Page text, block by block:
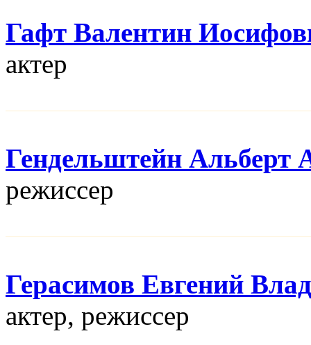
Гафт Валентин
актер
Гендельштейн Альберт
режисcер
Герасимов Евгений
актер, режисcер